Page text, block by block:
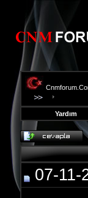
Yardım
evooli
fethiye
escort
gaziantep
escort
gaziantep
escort
07-11-